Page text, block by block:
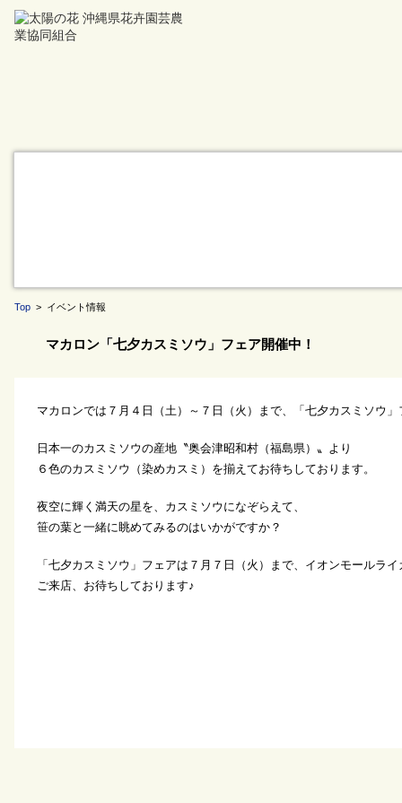
Top > イベント情報
マカロン「七夕カスミソウ」フェア開催中！
マカロンでは７月４日（土）～７日（火）まで、「七夕カスミソウ
日本一のカスミソウの産地〝奥会津昭和村（福島県）〟より
６色のカスミソウ（染めカスミ）を揃えてお待ちしております。
夜空に輝く満天の星を、カスミソウになぞらえて、
笹の葉と一緒に眺めてみるのはいかがですか？
「七夕カスミソウ」フェアは７月７日（火）まで、イオンモールラ
ご来店、お待ちしております♪